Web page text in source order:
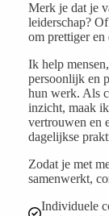
Merk je dat je
leiderschap?
om prettiger en
Ik help
persoonlijk en
hun werk. Als
inzicht, maak
vertrouwen en
dagelijkse
Zodat je met
samenwerkt,
Individuele